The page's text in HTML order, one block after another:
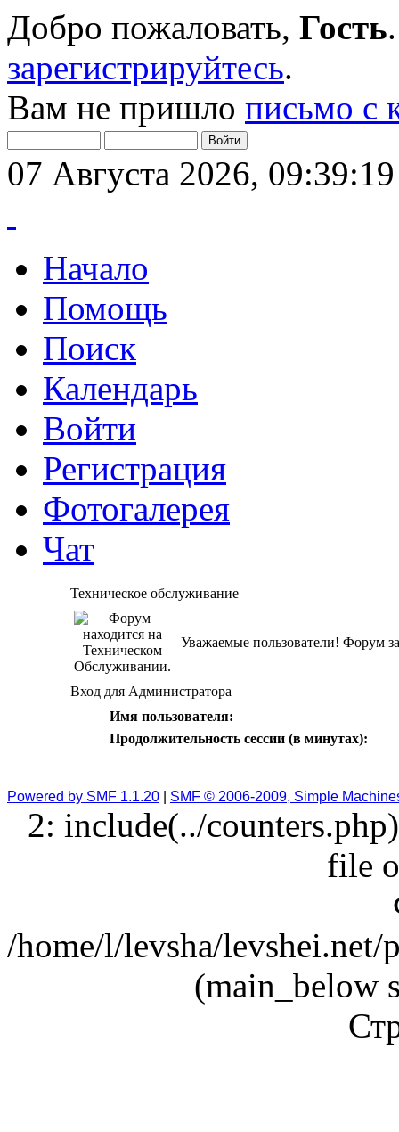
Добро пожаловать, Гость
зарегистрируйтесь.
Вам не пришло письмо с
07 Августа 2026, 09:39:19
Начало
Помощь
Поиск
Календарь
Войти
Регистрация
Фотогалерея
Чат
Техническое обслуживание
Уважаемые пользователи! Форум
Вход для Администратора
Имя пользователя:
Продолжительность сессии (в минутах):
Powered by SMF 1.1.20 SMF © 2006-2009, Simple
2: include(../
file
/home/l/levsha/
(main_below